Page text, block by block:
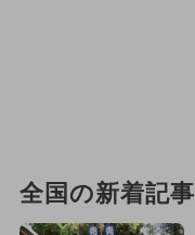
全国の新着記事